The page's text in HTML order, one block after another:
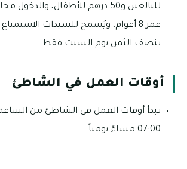
للبالغين و50 درهم للأطفال،
عمر 8 أعوام، ويُسمح للسيدات
بنصف الثمن يوم السبت فقط.
أوقات العمل في الشاطئ
07:00 مساءً يومياً.